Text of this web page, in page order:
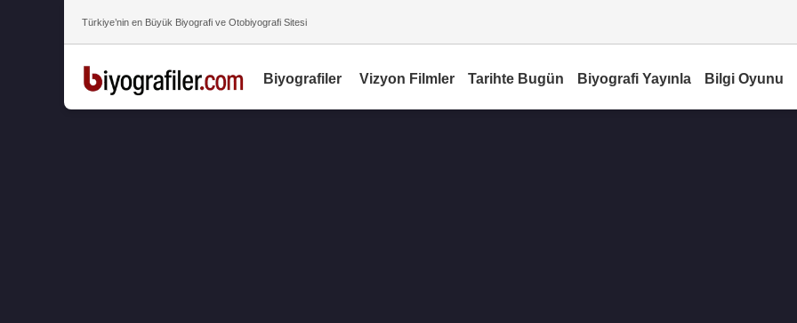
Türkiye’nin en Büyük Biyografi ve Otobiyografi Sitesi
Biyografiler Vizyon Filmler Tarihte Bugün Biyografi Yayınla Bilgi Oyunu